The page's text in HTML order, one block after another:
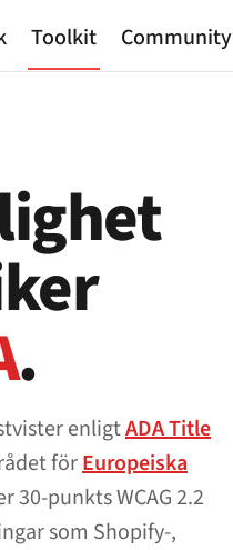
Toolkit Community
.
enligtADA Title
förEuropeiska
30-punkts WCAG 2.2
som Shopify-,